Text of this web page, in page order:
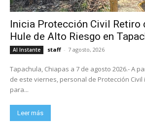
Inicia Protección Civil Retiro
Hule de Alto Riesgo en
Al Instante staff - 7 agosto, 2026
Tapachula, Chiapas a 7 de agosto 2026.- A
de este viernes, personal de Protección
para...
Leer más